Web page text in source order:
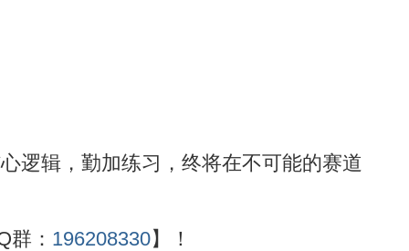
逻辑，勤加练习，终将在不可能的赛道
： 196208330】！